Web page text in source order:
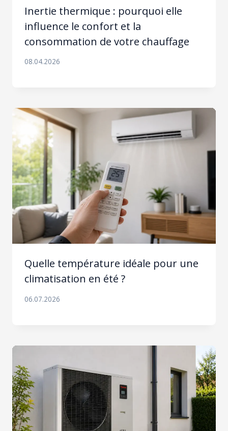
Inertie thermique : pourquoi elle
influence le confort et la
consommation de votre chauffage
08.04.2026
Quelle température idéale pour une
climatisation en été ?
06.07.2026